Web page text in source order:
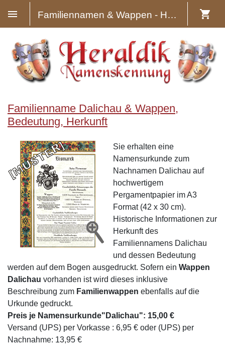
Familiennamen & Wappen - Heraldik
Familienname Dalichau & Wappen,
Bedeutung, Herkunft
Sie erhalten eine
Namensurkunde zum
Nachnamen Dalichau auf
hochwertigem
Pergamentpapier im A3
Format (42 x 30 cm).
Historische Informationen zur
Herkunft des
Familiennamens Dalichau
und dessen Bedeutung
werden auf dem Bogen ausgedruckt. Sofern ein Wappen
Dalichau vorhanden ist wird dieses inklusive
Beschreibung zum Familienwappen ebenfalls auf die
Urkunde gedruckt.
Preis je Namensurkunde"Dalichau": 15,00 €
Versand (UPS) per Vorkasse : 6,95 € oder (UPS) per
Nachnahme: 13,95 €